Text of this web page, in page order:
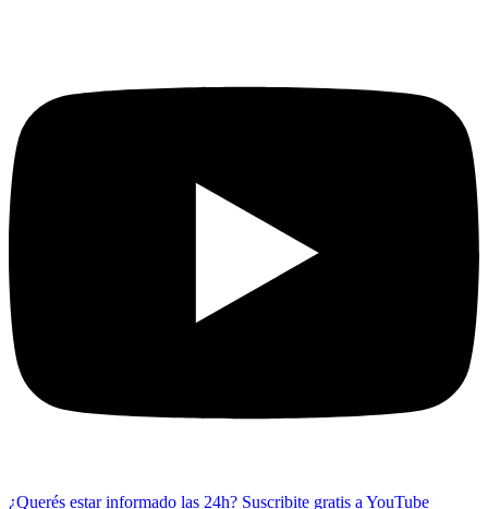
¿Querés estar informado las 24h? Suscribite gratis a YouTube